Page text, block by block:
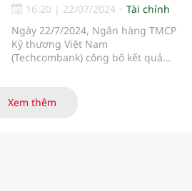
16:20 | 22/07/2024
Tài chính
Ngày 22/7/2024, Ngân hàng TMCP
Kỹ thương Việt Nam
(Techcombank) công bố kết quả
hạng mục kinh doanh cốt lõi, với
tổng thu nhập hoạt động và lợi
Xem thêm